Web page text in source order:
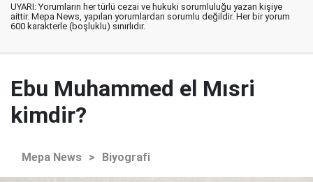
UYARI: Yorumların her türlü cezai ve hukuki sorumluluğu yazan kişiye
aittir. Mepa News, yapılan yorumlardan sorumlu değildir. Her bir yorum
600 karakterle (boşluklu) sınırlıdır.
Ebu Muhammed el Mısri
kimdir?
Mepa News > Biyografi